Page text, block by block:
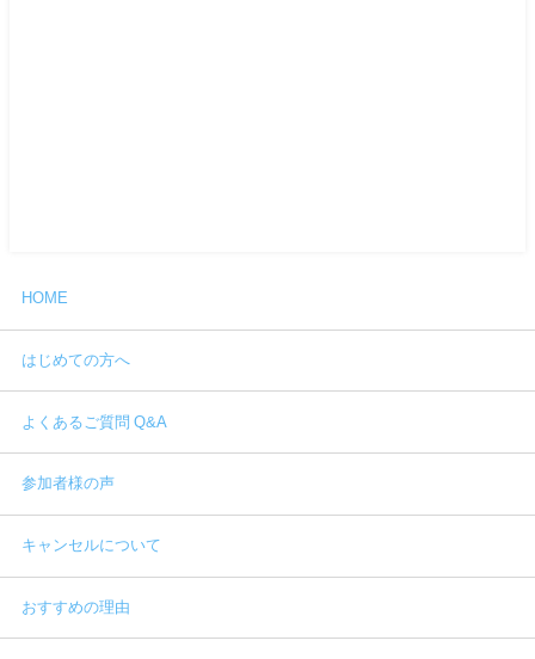
HOME
はじめての方へ
よくあるご質問 Q&A
参加者様の声
キャンセルについて
おすすめの理由